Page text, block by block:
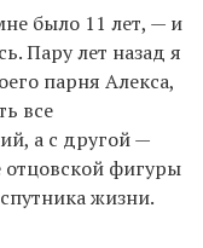
было 11 лет, — и
Пару лет назад я
парня Алекса,
все
а с другой —
отцовской фигуры
жизни.